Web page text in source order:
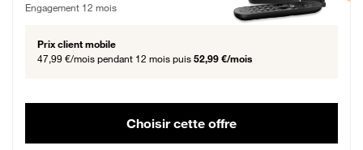
Engagement 12 mois
Prix client mobile
47,99 €/mois pendant 12 mois puis 52,99 €/mois
Choisir cette offre